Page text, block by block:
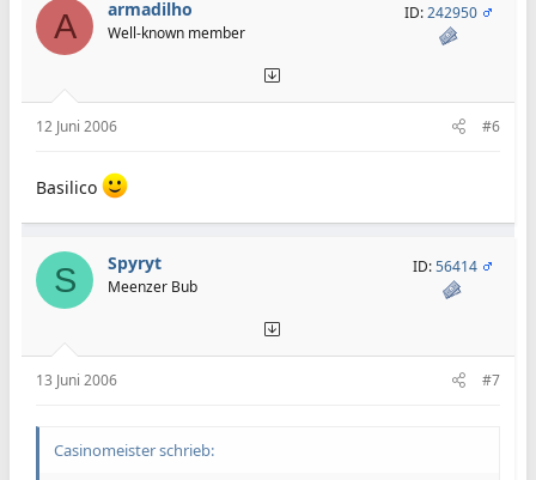
A armadilho
Well-known member
ID:242950
12 Juni 2006 #6
Basilico
S Spyryt
Meenzer Bub
ID:56414
13 Juni 2006 #7
Casinomeister schrieb: